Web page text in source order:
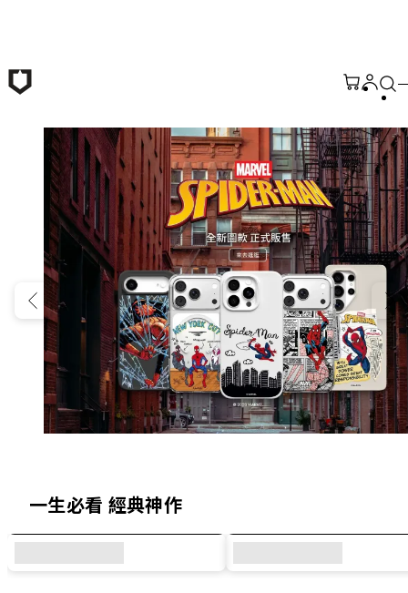
一生必看 經典神作